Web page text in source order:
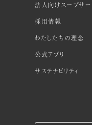
法人向けスープサ
採用情報
わたしたちの理念
公式アプリ
サステナビリティ